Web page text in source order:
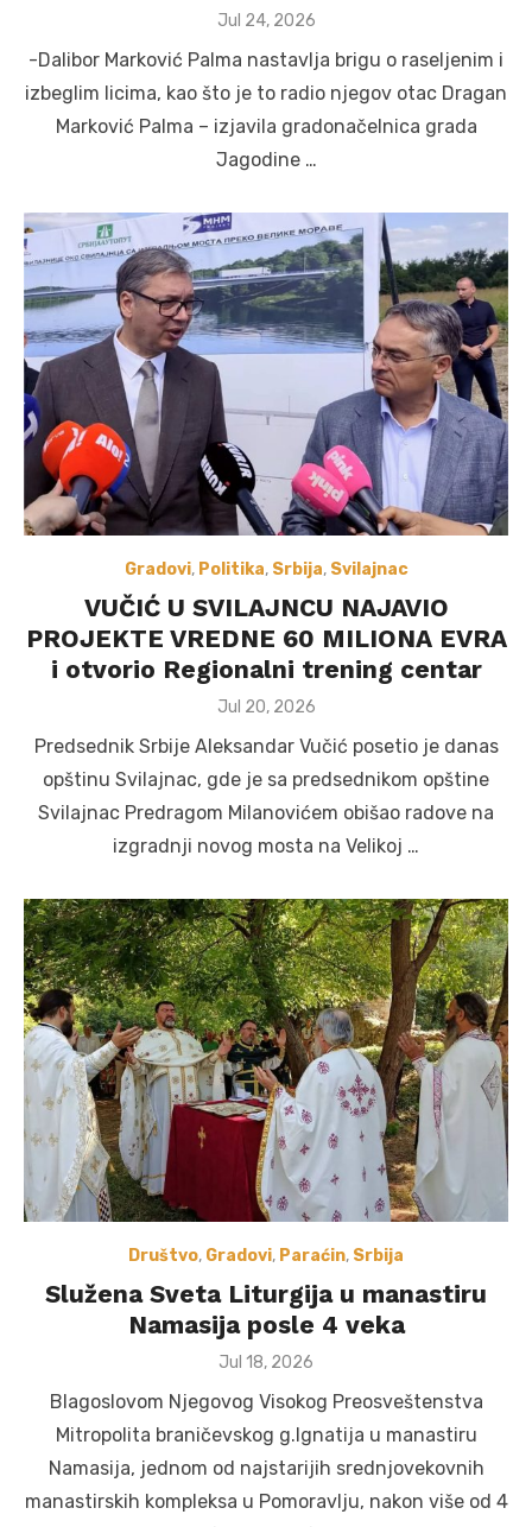
Posted
Jul 24, 2026
-Dalibor Marković Palma nastavlja brigu o raseljenim i
izbeglim licima, kao što je to radio njegov otac Dragan
Marković Palma – izjavila gradonačelnica grada
Jagodine …
Gradovi, Politika, Srbija, Svilajnac
VUČIĆ U SVILAJNCU NAJAVIO
PROJEKTE VREDNE 60 MILIONA EVRA
i otvorio Regionalni trening centar
Posted
Jul 20, 2026
Predsednik Srbije Aleksandar Vučić posetio je danas
opštinu Svilajnac, gde je sa predsednikom opštine
Svilajnac Predragom Milanovićem obišao radove na
izgradnji novog mosta na Velikoj …
Društvo, Gradovi, Paraćin, Srbija
Služena Sveta Liturgija u manastiru
Namasija posle 4 veka
Posted
Jul 18, 2026
Blagoslovom Njegovog Visokog Preosveštenstva
Mitropolita braničevskog g.Ignatija u manastiru
Namasija, jednom od najstarijih srednjovekovnih
manastirskih kompleksa u Pomoravlju, nakon više od 4